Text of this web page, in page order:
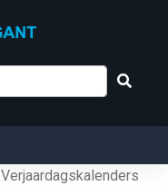
Verjaardagskalenders